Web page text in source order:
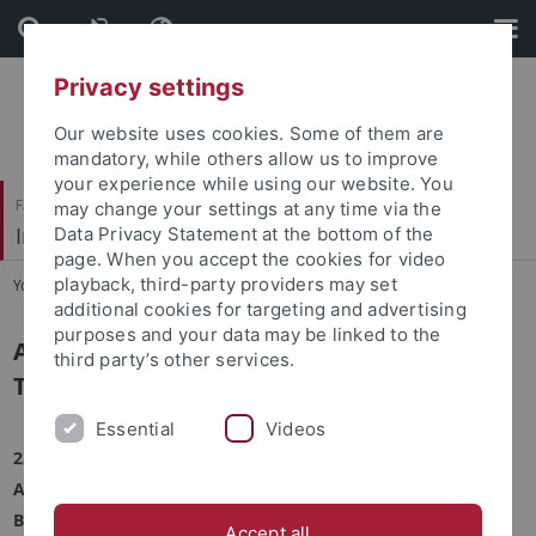
Skip
to
content
Skip
to
footer
Faculty of Economics and Social Sciences
Institute of Historical and Cultural Anthropology
You are here: Home ... Exhibitions
Ausstellung Tübingen-Theresienstadt-
Terezín
23. August - 15. November 2022
Ausstellungseröffnung am 22. August
Behördenviertel am Mühlbach | Wilhelm-Keil-Straße 50 |
Privacy settings
Our website uses cookies. Some of them are
mandatory, while others allow us to improve
your experience while using our website. You
may change your settings at any time via the
Data Privacy Statement at the bottom of the
page. When you accept the cookies for video
playback, third-party providers may set
additional cookies for targeting and advertising
purposes and your data may be linked to the
third party’s other services.
Essential Videos